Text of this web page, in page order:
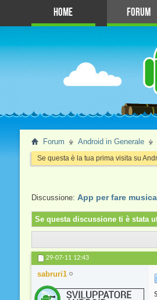
Home Forum
Forum Android in Generale
Se questa è la tua prima visita su
Discussione: App per fare musica
Se questa discussione ti è stata
29-07-11 12:43
sabruri1